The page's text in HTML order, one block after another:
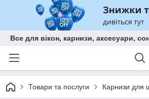
Все для вікон, карнизи, аксесуари,
Товари та послуги Карнизи для